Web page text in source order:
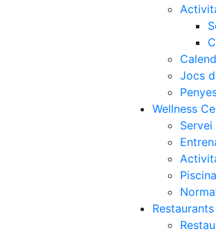
Jocs
Wellness
Piscina
Restaurants